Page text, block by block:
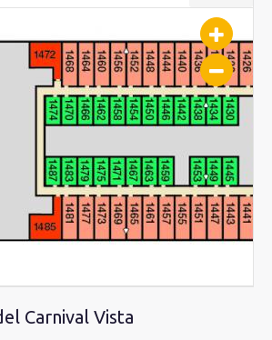
Carnival Vista